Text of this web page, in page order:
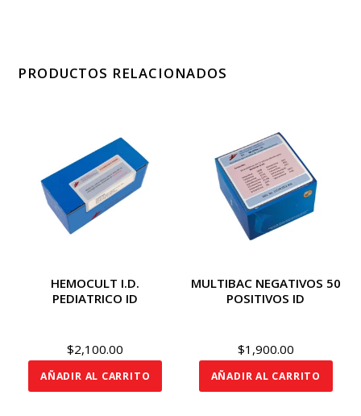
PRODUCTOS RELACIONADOS
HEMOCULT I.D.
PEDIATRICO ID
$2,100.00
AÑADIR AL CARRITO
MULTIBAC NEGATIVOS 50
POSITIVOS ID
$1,900.00
AÑADIR AL CARRITO